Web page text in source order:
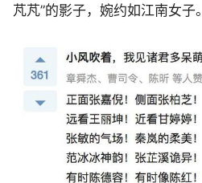
芃芃”的影子，婉约如江南女子。